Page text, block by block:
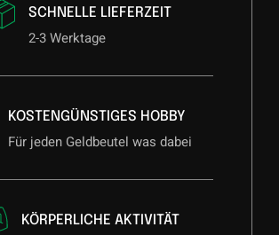
SCHNELLE LIEFERZEIT
2-3 Werktage
KOSTENGÜNSTIGES HOBBY
Für jeden Geldbeutel was dabei
KÖRPERLICHE AKTIVITÄT